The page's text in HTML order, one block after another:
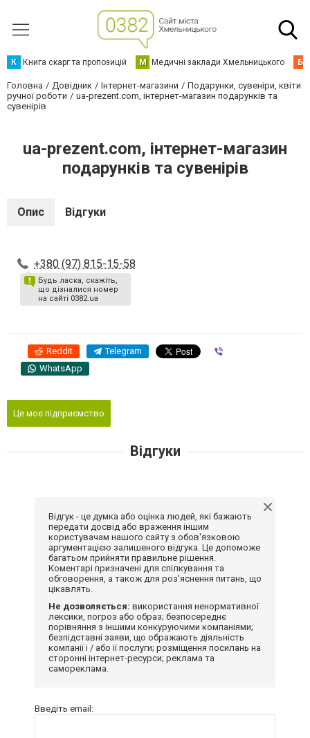
К Книга скарг та пропозицій М Медичні заклади Хмельницького Б
Головна Довідник Інтернет-магазини
Подарунки, сувеніри, квіти
ручної роботи
ua-prezent.com, інтернет-магазин подарунків та
сувенірів
ua-prezent.com, інтернет-магазин
подарунків та сувенірів
Опис Відгуки
+380 (97) 815-15-58
Будь ласка, скажіть,
що дізналися номер
на сайті 0382.ua
Reddit Telegram
WhatsApp
Це моє підприємство
Відгуки
Відгук - це думка або оцінка людей, які бажають
передати досвід або враження іншим
користувачам нашого сайту з обов'язковою
аргументацією залишеного відгука. Це допоможе
багатьом прийняти правильне рішення.
Коментарі призначені для спілкування та
обговорення, а також для роз'яснення питань, що
цікавлять.
Не дозволяється: використання ненормативної
лексики, погроз або образ; безпосереднє
порівняння з іншими конкуруючими компаніями;
безпідставні заяви, що ображають діяльність
компанії і / або її послуги; розміщення посилань на
сторонні інтернет-ресурси; реклама та
самореклама.
Введіть email: